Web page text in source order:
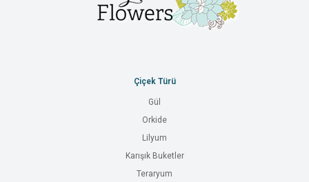
Çiçek Türü
Gül
Orkide
Lilyum
Karışık Buketler
Teraryum